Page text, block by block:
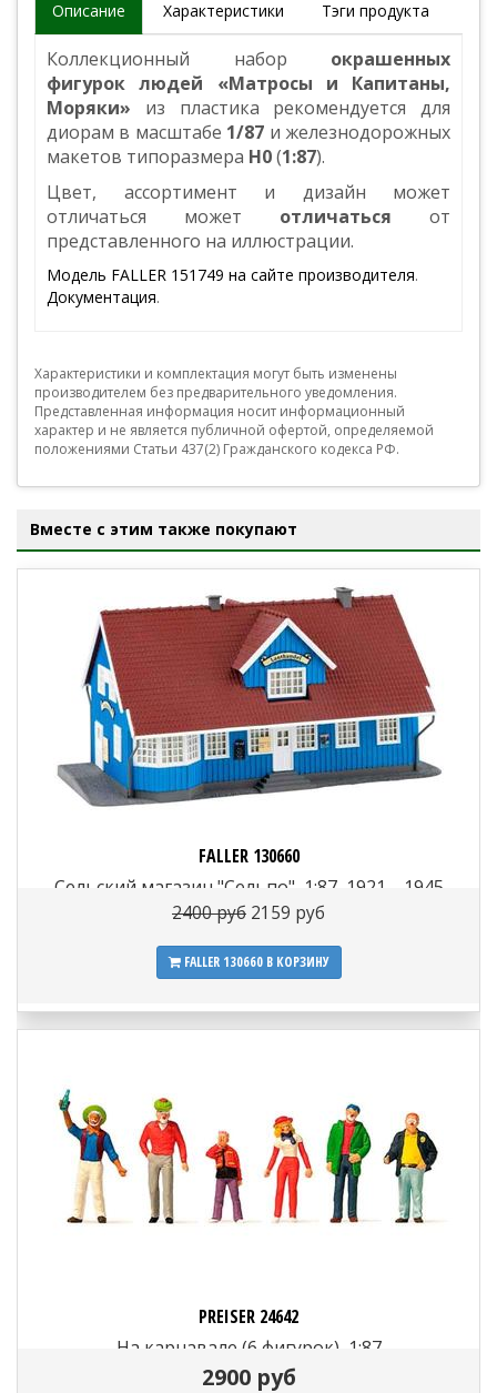
Описание Характеристики Тэги продукта
Коллекционный набор окрашенных
фигурок людей «Матросы и Капитаны,
Моряки» из пластика рекомендуется для
диорам в масштабе 1/87 и железнодорожных
макетов типоразмера Н0(1:87).
Цвет, ассортимент и дизайн может
отличаться может отличаться от
представленного на иллюстрации.
Модель FALLER 151749 на сайте производителя.
Документация.
Характеристики и комплектация могут быть изменены
производителем без предварительного уведомления.
Представленная информация носит информационный
характер и не является публичной офертой, определяемой
положениями Статьи 437(2) Гражданского кодекса РФ.
Вместе с этим также покупают
FALLER 130660
Сельский магазин "Сельпо", 1:87, 1921—1945
2400 руб 2159 руб
FALLER 130660 В КОРЗИНУ
PREISER 24642
На карнавале (6 фигурок), 1:87
2900 руб